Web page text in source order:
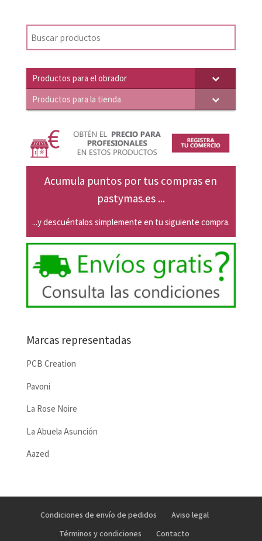
original
era:
actual
es:
Productos para el obrador
Productos para la tienda
Acumula puntos por tus compras en
pastymas.es ...
...y descuéntalos simplemente en tu siguiente compra.
Marcas representadas
PCB Creation
Pavoni
La Rose Noire
La Abuela Asunción
Aazed
Condiciones de envío de pedidos
Aviso legal
Términos y condiciones
Contacto